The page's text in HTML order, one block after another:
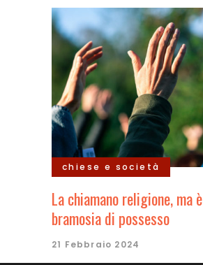
chiese e società
La chiamano religione, ma è
bramosia di possesso
21 Febbraio 2024